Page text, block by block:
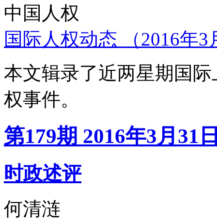
中国人权
国际人权动态 （2016年
本文辑录了近两星期国
权事件。
第179期 2016年3月31
时政述评
何清涟